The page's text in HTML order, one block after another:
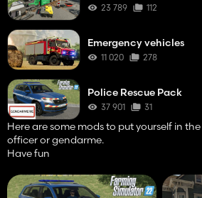
Here are some mods to put yourself in
officer or gendarme.
Have fun
23 789 112
Emergency vehicles
11 020 278
Police Rescue Pack
37 901 31